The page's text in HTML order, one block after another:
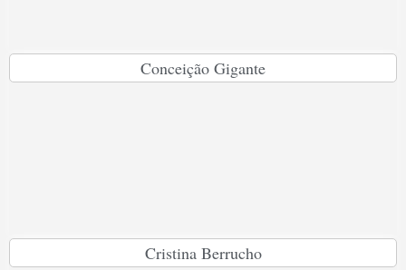
Conceição Gigante
Cristina Berrucho